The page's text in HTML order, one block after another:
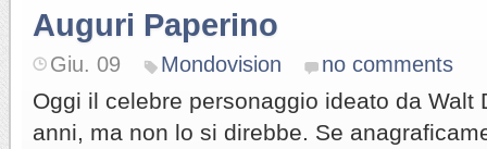
Auguri Paperino
Giu. 09 Mondovision no comments
Oggi il celebre personaggio ideato da Walt
anni, ma non lo si direbbe. Se